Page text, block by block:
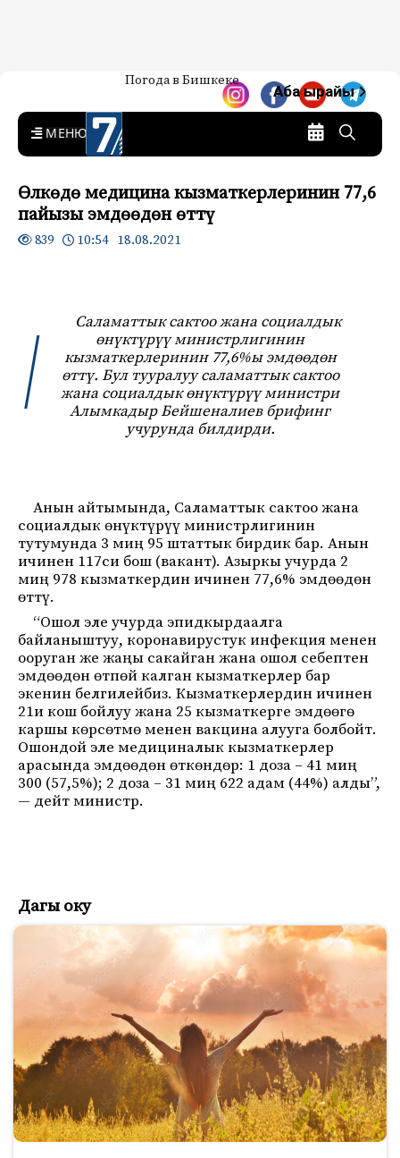
7-канал. Жаңылыктар —
Кыргызстан
Жаңылыктар — Кыргызстан
Погода в Бишкеке
Аба ырайы
MENU
Өлкөдө медицина кызматкерлеринин 77,6
пайызы эмдөөдөн өттү
839 10:54 18.08.2021
Саламаттык сактоо жана социалдык
өнүктүрүү министрлигинин
кызматкерлеринин 77,6%ы эмдөөдөн
өттү. Бул тууралуу саламаттык сактоо
жана социалдык өнүктүрүү министри
Алымкадыр Бейшеналиев брифинг
учурунда билдирди.
Анын айтымында, Саламаттык сактоо жана
социалдык өнүктүрүү министрлигинин
тутумунда 3 миң 95 штаттык бирдик бар. Анын
ичинен 117си бош (вакант). Азыркы учурда 2
миң 978 кызматкердин ичинен 77,6% эмдөөдөн
өттү.
“Ошол эле учурда эпидкырдаалга
байланыштуу, коронавирустук инфекция менен
ооруган же жаңы сакайган жана ошол себептен
эмдөөдөн өтпөй калган кызматкерлер бар
экенин белгилейбиз. Кызматкерлердин ичинен
21и кош бойлуу жана 25 кызматкерге эмдөөгө
каршы көрсөтмө менен вакцина алууга болбойт.
Ошондой эле медициналык кызматкерлер
арасында эмдөөдөн өткөндөр: 1 доза – 41 миң
300 (57,5%); 2 доза – 31 миң 622 адам (44%) алды”,
— дейт министр.
Дагы оку